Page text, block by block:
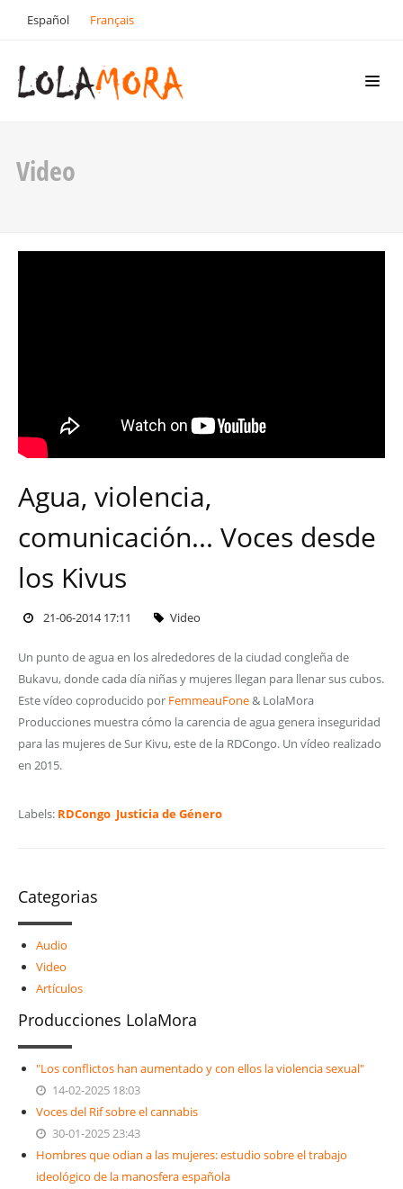
Español Français
Video
Agua, violencia,
comunicación... Voces desde
los Kivus
21-06-2014 17:11 Video
Un punto de agua en los alrededores de la ciudad congleña de
Bukavu, donde cada día niñas y mujeres llegan para llenar sus cubos.
Este vídeo coproducido por FemmeauFone& LolaMora
Producciones muestra cómo la carencia de agua genera inseguridad
para las mujeres de Sur Kivu, este de la RDCongo. Un vídeo realizado
en 2015.
Labels: RDCongo Justicia de Género
Categorias
Audio
Video
Artículos
Producciones LolaMora
"Los conflictos han aumentado y con ellos la violencia sexual"
14-02-2025 18:03
Voces del Rif sobre el cannabis
30-01-2025 23:43
Hombres que odian a las mujeres: estudio sobre el trabajo
ideológico de la manosfera española